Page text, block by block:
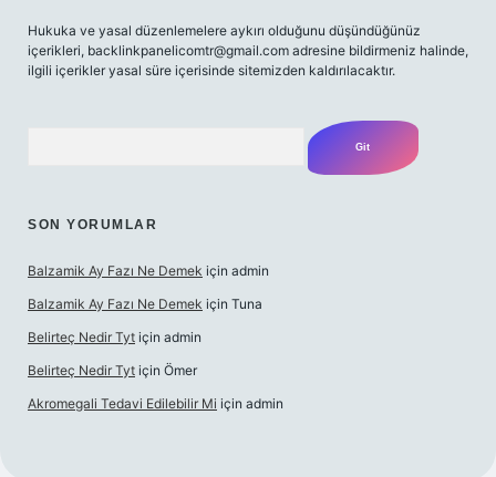
Hukuka ve yasal düzenlemelere aykırı olduğunu düşündüğünüz
içerikleri, backlinkpanelicomtr@gmail.com adresine bildirmeniz halinde,
ilgili içerikler yasal süre içerisinde sitemizden kaldırılacaktır.
SON YORUMLAR
Balzamik Ay Fazı Ne Demek için admin
Balzamik Ay Fazı Ne Demek için Tuna
Belirteç Nedir Tyt için admin
Belirteç Nedir Tyt için Ömer
Akromegali Tedavi Edilebilir Mi için admin